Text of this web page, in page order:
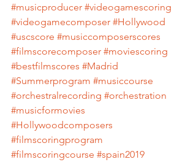
#musicproducer #videogamescoring
#videogamecomposer #Hollywood
#uscscore #musiccomposerscores
#filmscorecomposer #moviescoring
#bestfilmscores #Madrid
#Summerprogram #musiccourse
#orchestralrecording #orchestration
#musicformovies
#Hollywoodcomposers
#filmscoringprogram
#filmscoringcourse #spain2019